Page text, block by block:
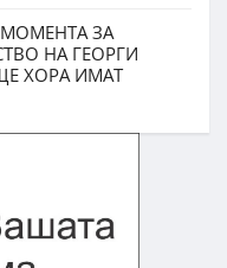
ЗА
НА ГЕОРГИ
ХОРА ИМАТ